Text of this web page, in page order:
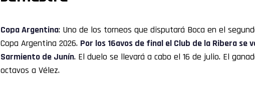
Copa Argentina: Uno de los torneos que disputará Boca en el
Copa Argentina 2026. Por los 16avos de final el Club de la Ribera se
Sarmiento de Junín. El duelo se llevará a cabo el 16 de julio. El
octavos a Vélez.